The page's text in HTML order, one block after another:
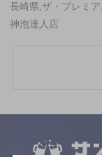
長崎県,ザ・プレミ
神泡達人店